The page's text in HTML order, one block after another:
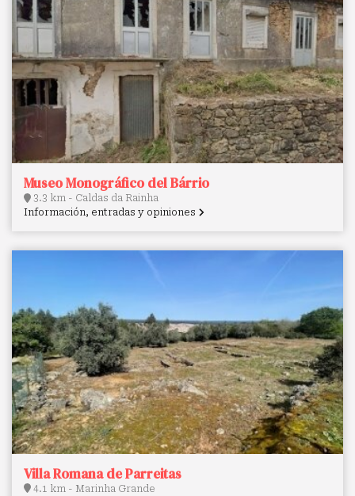
Museo Monográfico del Bárrio
3.3 km - Caldas da Rainha
Información, entradas y opiniones
Villa Romana de Parreitas
4.1 km - Marinha Grande